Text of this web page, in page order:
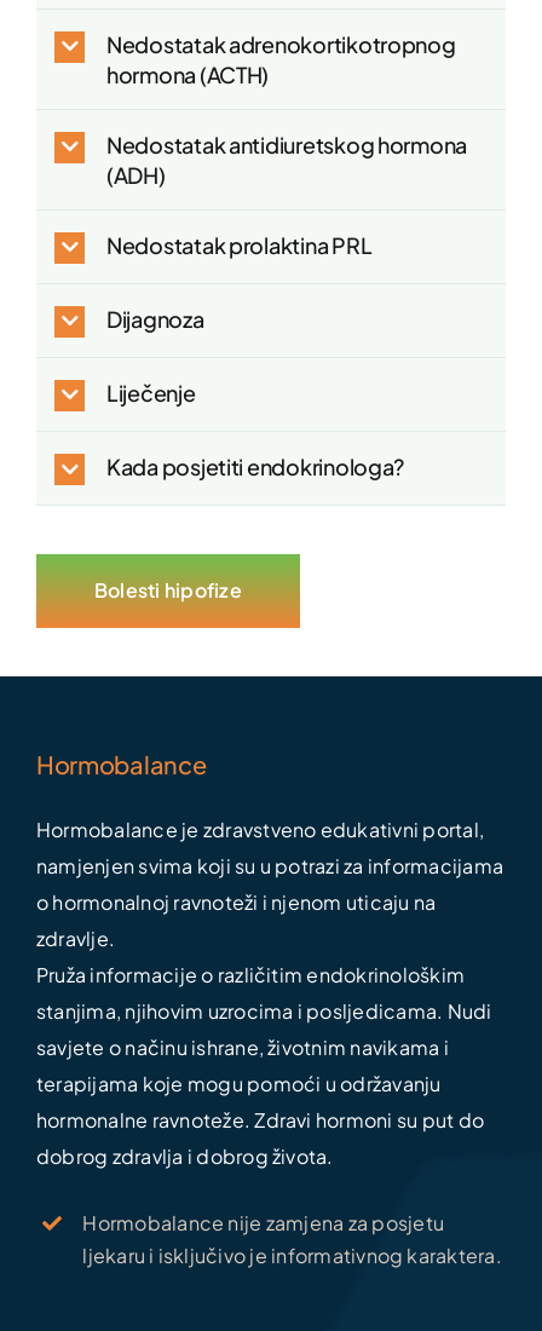
Nedostatak adrenokortikotropnog
hormona (ACTH)
Nedostatak antidiuretskog hormona
(ADH)
Nedostatak prolaktina PRL
Dijagnoza
Liječenje
Kada posjetiti endokrinologa?
Bolesti hipofize
Hormobalance
Hormobalance je zdravstveno edukativni portal,
namjenjen svima koji su u potrazi za informacijama
o hormonalnoj ravnoteži i njenom uticaju na
zdravlje.
Pruža informacije o različitim endokrinološkim
stanjima, njihovim uzrocima i posljedicama. Nudi
savjete o načinu ishrane, životnim navikama i
terapijama koje mogu pomoći u održavanju
hormonalne ravnoteže. Zdravi hormoni su put do
dobrog zdravlja i dobrog života.
Hormobalance nije zamjena za posjetu
ljekaru i isključivo je informativnog karaktera.